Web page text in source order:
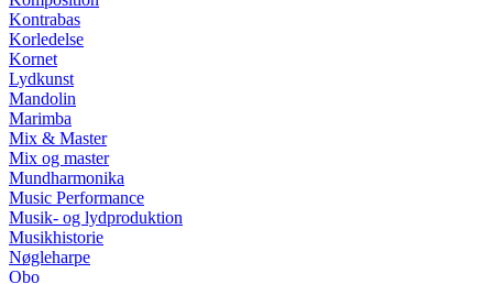
Kontrabas
Korledelse
Kornet
Lydkunst
Mandolin
Marimba
Mix & Master
Mix og master
Mundharmonika
Music Performance
Musik- og lydproduktion
Musikhistorie
Nøgleharpe
Obo